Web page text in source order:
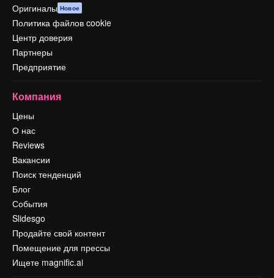
Оригиналы Новое
Политика файлов cookie
Центр доверия
Партнеры
Предприятие
Компания
Цены
О нас
Reviews
Вакансии
Поиск тенденций
Блог
События
Slidesgo
Продайте свой контент
Помещение для прессы
Ищете magnific.ai